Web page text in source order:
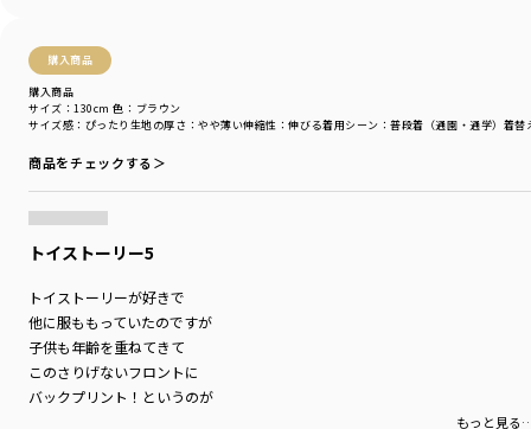
購入商品
購入商品
サイズ感 ：ぴったり 生地の厚さ ：やや薄い伸縮性 ：伸びる着用シーン ：普段着（通園・通学） 着替
サイズ：130cm 色：ブラウン
商品をチェックする＞
トイストーリー5
トイストーリーが好きで
他に服ももっていたのですが
子供も年齢を重ねてきて
このさりげないフロントに
バックプリント！というのが
もっと見る